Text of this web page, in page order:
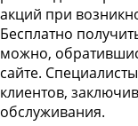
акций при
Бесплатно
можно,
сайте.
клиентов,
обслуживания.